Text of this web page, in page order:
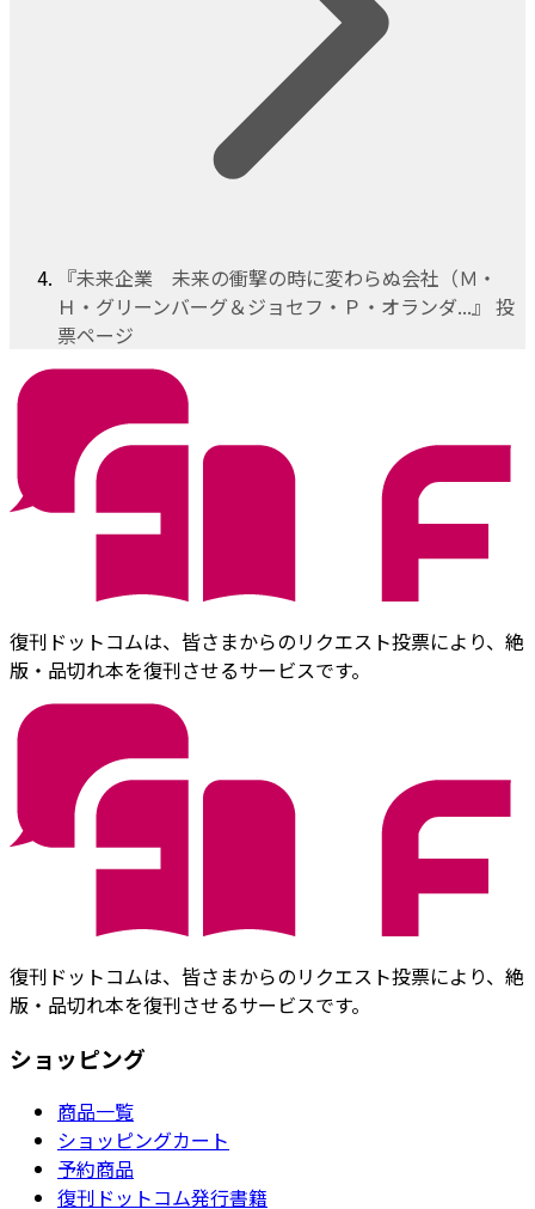
『未来企業 未来の衝撃の時に変わらぬ会社（Ｍ・
Ｈ・グリーンバーグ＆ジョセフ・Ｐ・オランダ...』 投
票ページ
復刊ドットコムは、皆さまからのリクエスト投票により、絶
版・品切れ本を復刊させるサービスです。
復刊ドットコムは、皆さまからのリクエスト投票により、絶
版・品切れ本を復刊させるサービスです。
ショッピング
商品一覧
ショッピングカート
予約商品
復刊ドットコム発行書籍